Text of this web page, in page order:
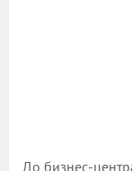
До бизнес-